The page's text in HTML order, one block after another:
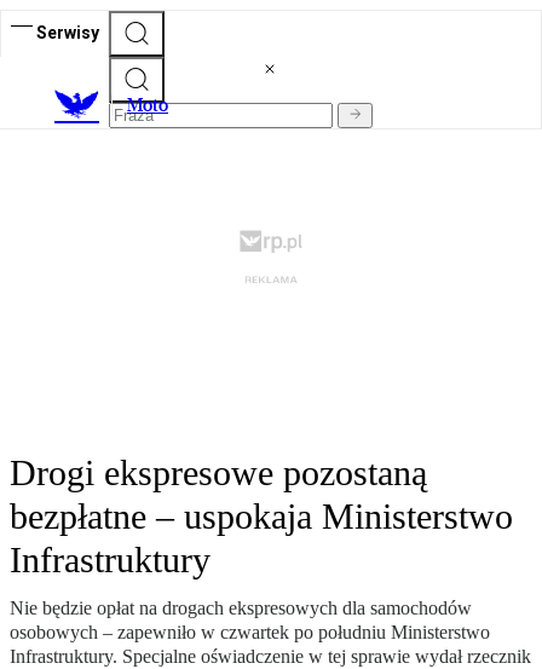
Serwisy
Moto
Drogi ekspresowe pozostaną
bezpłatne – uspokaja Ministerstwo
Infrastruktury
Nie będzie opłat na drogach ekspresowych dla samochodów
osobowych – zapewniło w czwartek po południu Ministerstwo
Infrastruktury. Specjalne oświadczenie w tej sprawie wydał rzecznik